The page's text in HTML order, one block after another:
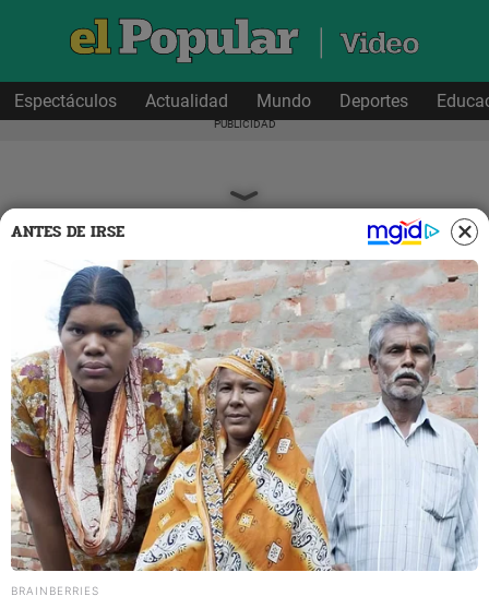
Espectáculos Actualidad Mundo Deportes
Videos
ANTES DE IRSE